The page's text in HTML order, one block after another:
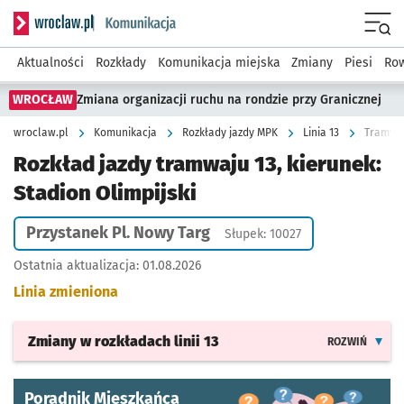
Serwis informacyjny wroclaw.pl podserwis: Komunikacja
Aktualności Rozkłady Komunikacja miejska Zmiany Piesi
WROCŁAW Zmiana organizacji ruchu na rondzie przy Granicznej
wroclaw.pl Komunikacja Rozkłady jazdy MPK Linia 13
Rozkład jazdy tramwaju 13, kierunek:
Stadion Olimpijski
Przystanek Pl. Nowy Targ Słupek: 10027
Ostatnia aktualizacja: 01.08.2026
Linia zmieniona
Zmiany w rozkładach linii 13 ROZWIŃ
Poradnik Mieszkańca